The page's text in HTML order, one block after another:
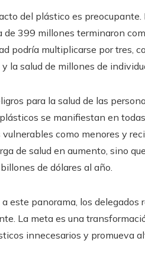
del plástico es
de 399 millones terminaron
podría multiplicarse por tres,
la salud de millones de
para la salud de las
se manifiestan en
vulnerables como menores y
de salud en aumento, sino
de dólares al año.
este panorama, los delegados
La meta es una
innecesarios y promueva